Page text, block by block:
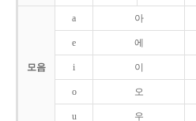
모음
a 아
e 에
i 이
o 오
u 우